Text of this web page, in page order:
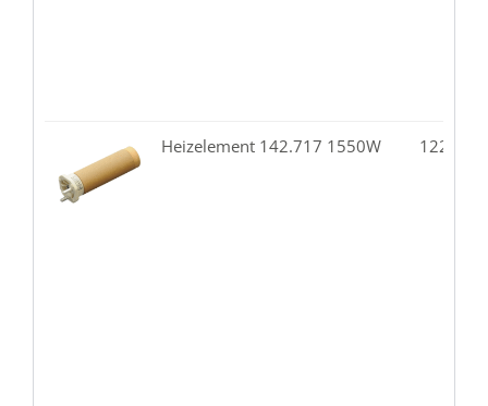
Heizelement 142.717 1550W 122.10-